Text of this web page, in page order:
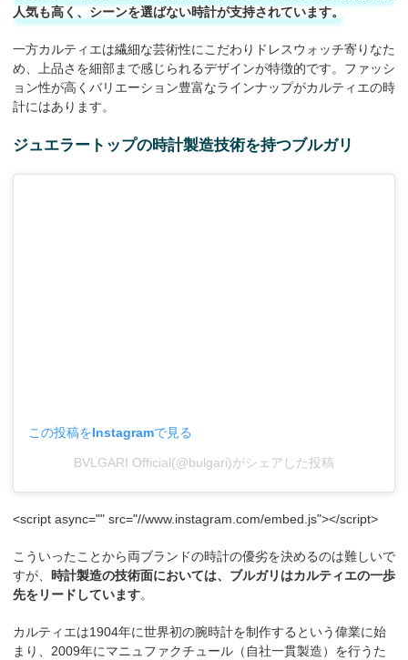
人気も高く、シーンを選ばない時計が支持されています。
一方カルティエは繊細な芸術性にこだわりドレスウォッチ寄りなた
め、上品さを細部まで感じられるデザインが特徴的です。ファッシ
ョン性が高くバリエーション豊富なラインナップがカルティエの時
計にはあります。
ジュエラートップの時計製造技術を持つブルガリ
この投稿をInstagramで見る
BVLGARI Official(@bulgari)がシェアした投稿
<script async="" src="//www.instagram.com/embed.js"></script>
こういったことから両ブランドの時計の優劣を決めるのは難しいで
すが、 時計製造の技術面においては、ブルガリはカルティエの一歩
先をリードしています。
カルティエは1904年に世界初の腕時計を制作するという偉業に始
まり、2009年にマニュファクチュール（自社一貫製造）を行うた